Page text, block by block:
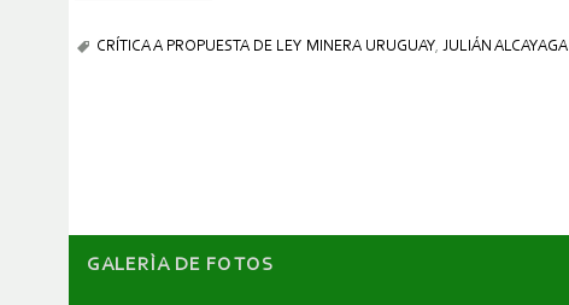
CRÍTICA A PROPUESTA DE LEY MINERA URUGUAY, JULIÁN ALCAYAGA
GALERÌA DE FOTOS